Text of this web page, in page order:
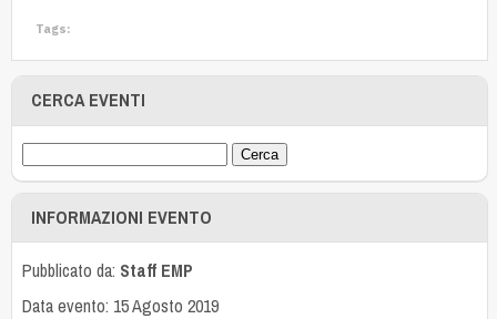
Tags:
CERCA EVENTI
INFORMAZIONI EVENTO
Pubblicato da: Staff EMP
Data evento: 15 Agosto 2019